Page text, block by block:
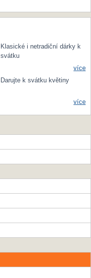
Klasické i netradiční dárky k
svátku
více
Darujte k svátku květiny
více